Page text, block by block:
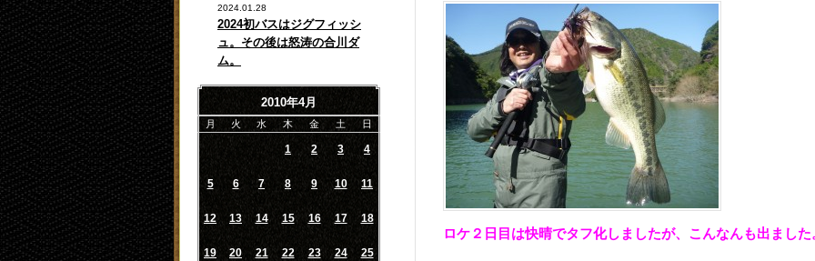
2024.01.28
2024初バスはジグフィッシ
ュ。その後は怒涛の合川ダ
ム。
2010年4月
月 火 水 木 金 土 日
1 2 3 4
5 6 7 8 9 10 11
12 13 14 15 16 17 18
19 20 21 22 23 24 25
ロケ２日目は快晴でタフ化しましたが、こんなんも出ました